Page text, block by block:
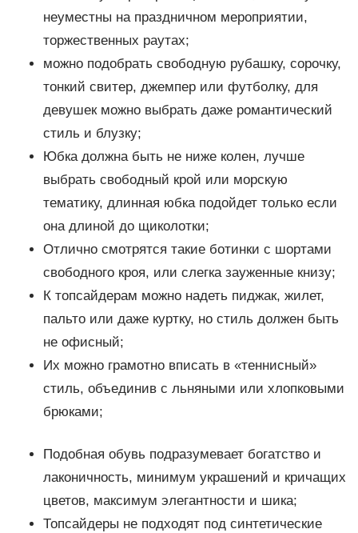
неуместны на праздничном мероприятии,
торжественных раутах;
можно подобрать свободную рубашку, сорочку,
тонкий свитер, джемпер или футболку, для
девушек можно выбрать даже романтический
стиль и блузку;
Юбка должна быть не ниже колен, лучше
выбрать свободный крой или морскую
тематику, длинная юбка подойдет только если
она длиной до щиколотки;
Отлично смотрятся такие ботинки с шортами
свободного кроя, или слегка зауженные книзу;
К топсайдерам можно надеть пиджак, жилет,
пальто или даже куртку, но стиль должен быть
не офисный;
Их можно грамотно вписать в «теннисный»
стиль, объединив с льняными или хлопковыми
брюками;
Подобная обувь подразумевает богатство и
лаконичность, минимум украшений и кричащих
цветов, максимум элегантности и шика;
Топсайдеры не подходят под синтетические